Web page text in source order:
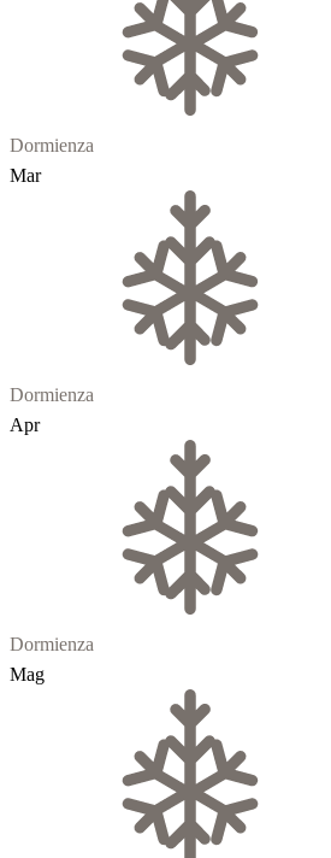
Dormienza
Mar
Dormienza
Apr
Dormienza
Mag